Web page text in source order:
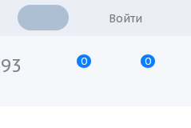
Войти
0 0